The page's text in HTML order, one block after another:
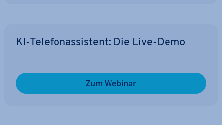
KI-Te­le­fon­as­sis­tent: Die Live-Demo
Zum Webinar